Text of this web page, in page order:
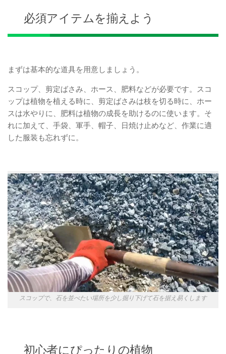
必須アイテムを揃えよう
まずは基本的な道具を用意しましょう。
スコップ、剪定ばさみ、ホース、肥料などが必要です。スコ
ップは植物を植える時に、剪定ばさみは枝を切る時に、ホー
スは水やりに、肥料は植物の成長を助けるのに使います。そ
れに加えて、手袋、軍手、帽子、日焼け止めなど、作業に適
した服装も忘れずに。
スコップで、石を並べたい場所を少し掘り下げて石を据え易くします
初心者にぴったりの植物